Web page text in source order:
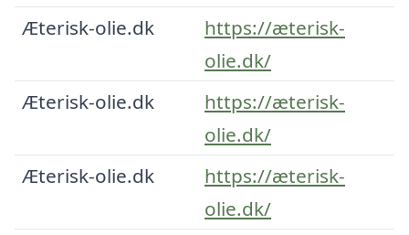
Æterisk-olie.dk
https://æterisk-
olie.dk/
Æterisk-olie.dk
https://æterisk-
olie.dk/
Æterisk-olie.dk
https://æterisk-
olie.dk/